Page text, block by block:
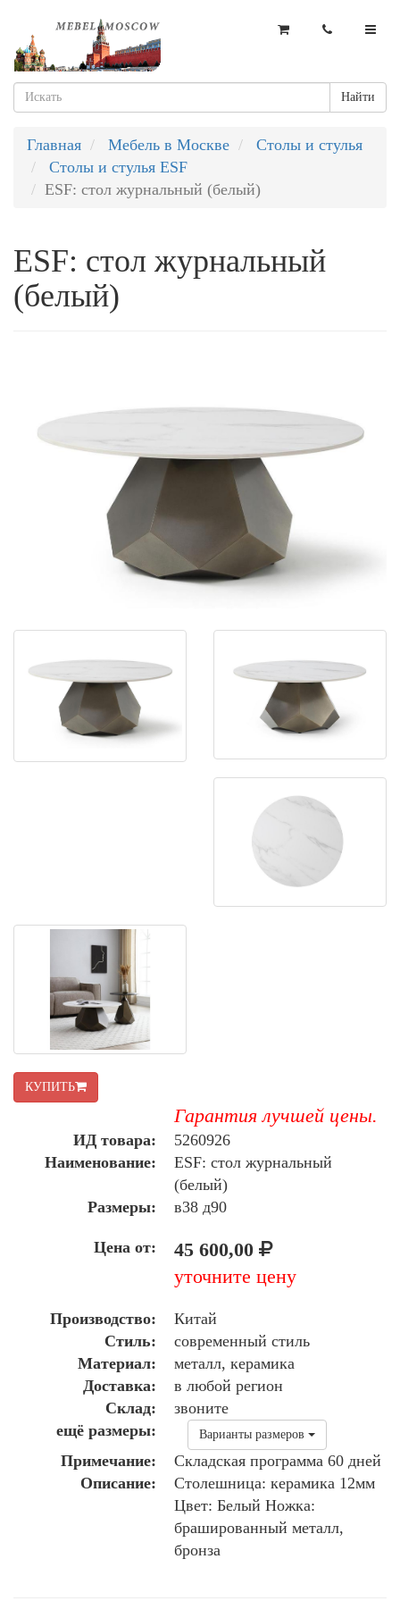
Найти
Главная Мебель в Москве
Столы и стулья
Столы и стулья ESF
ESF: стол журнальный (белый)
ESF: стол журнальный
(белый)
КУПИТЬ
Гарантия лучшей цены.
ИД товара:
5260926
Наименование:
ESF: стол журнальный
(белый)
Размеры:
в38 д90
Цена от:
45 600,00
уточните цену
Производство:
Китай
Стиль:
современный стиль
Материал:
металл, керамика
Доставка:
в любой регион
Склад:
звоните
ещё размеры:
Варианты размеров
Примечание:
Складская программа 60 дней
Описание:
Столешница: керамика 12мм
Цвет: Белый Ножка:
брашированный металл,
бронза